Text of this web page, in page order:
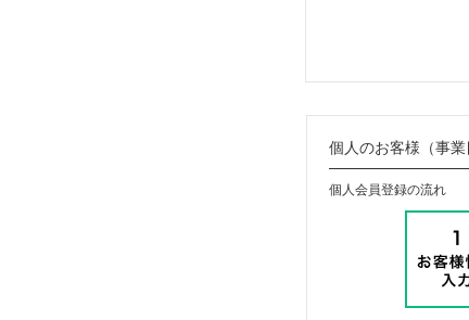
個人のお客様（事業
個人会員登録の流れ